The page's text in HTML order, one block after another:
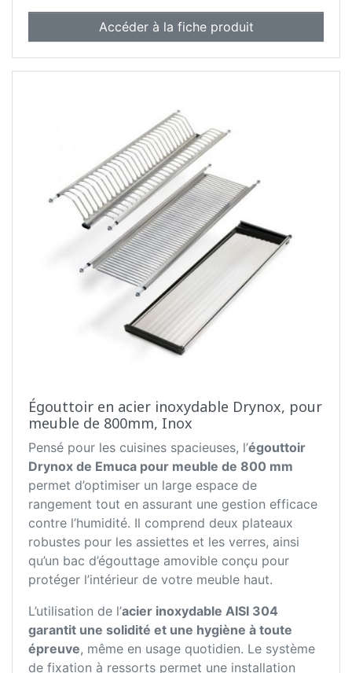
Accéder à la fiche produit
Égouttoir en acier inoxydable Drynox, pour
meuble de 800mm, Inox
Pensé pour les cuisines spacieuses, l’égouttoir
Drynox de Emuca pour meuble de 800 mm
permet d’optimiser un large espace de
rangement tout en assurant une gestion efficace
contre l’humidité. Il comprend deux plateaux
robustes pour les assiettes et les verres, ainsi
qu’un bac d’égouttage amovible conçu pour
protéger l’intérieur de votre meuble haut.
L’utilisation de l’acier inoxydable AISI 304
garantit une solidité et une hygiène à toute
épreuve, même en usage quotidien. Le système
de fixation à ressorts permet une installation